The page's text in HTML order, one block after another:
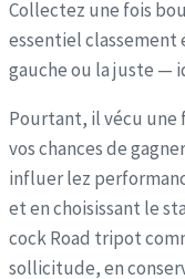
Collectez une fois
essentiel classement
gauche ou la juste —
Pourtant, il vécu une
vos chances de
influer lez
et en choisissant le
cock Road tripot
sollicitude, en